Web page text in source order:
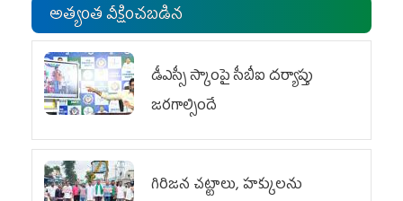
అత్యంత వీక్షించబడిన
డీఎస్సీ స్కాంపై సీబీఐ దర్యాప్తు
జరగాల్సిందే
గిరిజన చట్టాలు, హక్కులను